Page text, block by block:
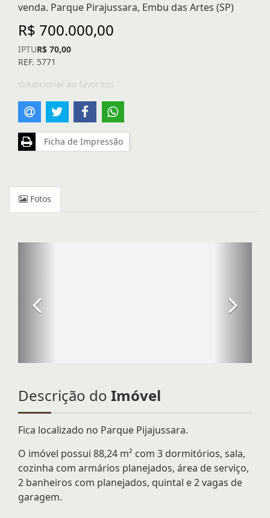
venda. Parque Pirajussara, Embu das Artes (SP)
R$ 700.000,00
IPTUR$ 70,00
REF. 5771
Adicionar ao favoritos
Ficha de Impressão
Fotos
Descrição do Imóvel
Fica localizado no Parque Pijajussara.
O imóvel possui 88,24 m² com 3 dormitórios, sala,
cozinha com armários planejados, área de serviço,
2 banheiros com planejados, quintal e 2 vagas de
garagem.